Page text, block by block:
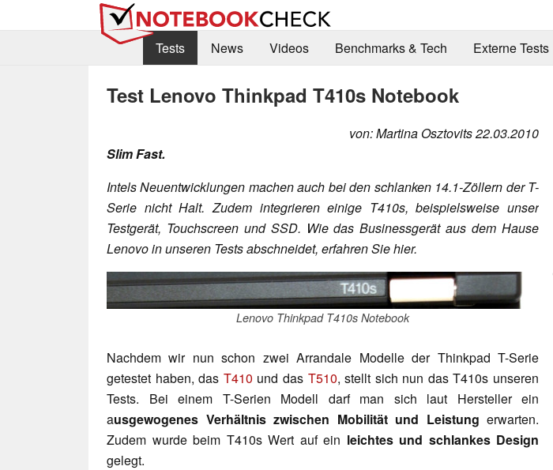
Tests
News Videos Benchmarks & Tech Externe Tests
Test Lenovo Thinkpad T410s Notebook
von: Martina Osztovits 22.03.2010
Slim Fast.
Intels Neuentwicklungen machen auch bei den schlanken 14.1-Zöllern der T-
Serie nicht Halt. Zudem integrieren einige T410s, beispielsweise unser
Testgerät, Touchscreen und SSD. Wie das Businessgerät aus dem Hause
Lenovo in unseren Tests abschneidet, erfahren Sie hier.
Lenovo Thinkpad T410s Notebook
Nachdem wir nun schon zwei Arrandale Modelle der Thinkpad T-Serie
getestet haben, das T410 und das T510, stellt sich nun das T410s unseren
Tests. Bei einem T-Serien Modell darf man sich laut Hersteller ein
ausgewogenes Verhältnis zwischen Mobilität und Leistung erwarten.
Zudem wurde beim T410s Wert auf ein leichtes und schlankes Design
gelegt.